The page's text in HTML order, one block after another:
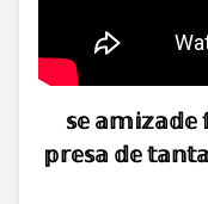
𝕤𝕖 𝕒𝕞𝕚𝕫𝕒𝕕𝕖
𝕡𝕣𝕖𝕤𝕒 𝕕𝕖